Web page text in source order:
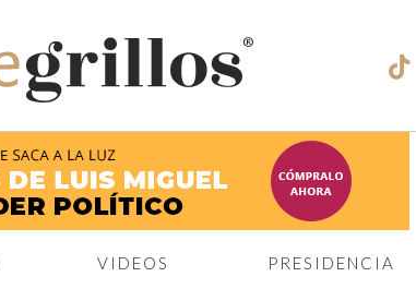
®
VIDEOS PRESIDENCIA